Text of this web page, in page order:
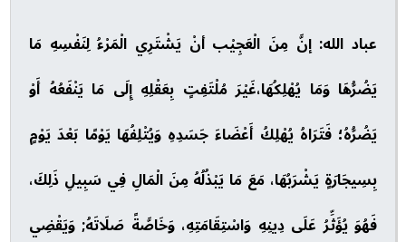
عباد الله: إنَّ مِنَ الْعَجِيْب أنْ يَشْتَرِي الْمَرْءُ لِنَفْسِهِ مَا
يَضُرُّهَا وَمَا يُهْلِكُهَا،غَيْرَ مُلْتَفِتٍ بِعَقْلِهِ إِلَى مَا يَنْفَعُهُ أَوْ
يَضُرُّهُ؛ فَتَرَاهُ يُهْلِكُ أَعْضَاءَ جَسَدِهِ وَيُتْلِفُهَا يَوْمًا بَعْدَ يَوْمٍ
بِسِيجَارَةٍ يَشْرَبُهَا، مَعَ مَا يَبْذُلُهُ مِنَ الْمَالِ فِي سَبِيلِ ذَلِكَ،
فَهُوَ يُؤَثِّرُ عَلَى دِينِهِ وَاسْتِقَامَتِهِ، وَخَاصَّةً صَلَاتَهُ; وَيَقْضِي